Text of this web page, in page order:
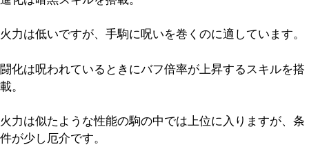
火力は低いですが、手駒に呪いを巻くのに適しています。
闘化は呪われているときにバフ倍率が上昇するスキルを搭
載。
火力は似たような性能の駒の中では上位に入りますが、条
件が少し厄介です。